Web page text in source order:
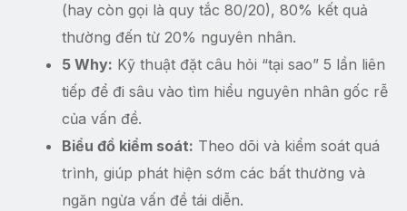
(hay còn gọi là quy tắc 80/20), 80% kết quả
thường đến từ 20% nguyên nhân.
5 Why: Kỹ thuật đặt câu hỏi “tại sao” 5 lần liên
tiếp để đi sâu vào tìm hiểu nguyên nhân gốc rễ
của vấn đề.
Biểu đồ kiểm soát: Theo dõi và kiểm soát quá
trình, giúp phát hiện sớm các bất thường và
ngăn ngừa vấn đề tái diễn.